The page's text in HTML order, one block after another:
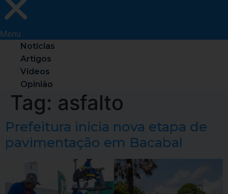
Menu
Notícias
Artigos
Vídeos
Opinião
Tag: asfalto
Prefeitura inicia nova etapa de
pavimentação em Bacabal